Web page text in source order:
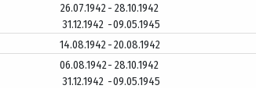
26.07.1942- 28.10.1942
31.12.1942 -09.05.1945
14.08.1942-20.08.1942
06.08.1942- 28.10.1942
31.12.1942 -09.05.1945